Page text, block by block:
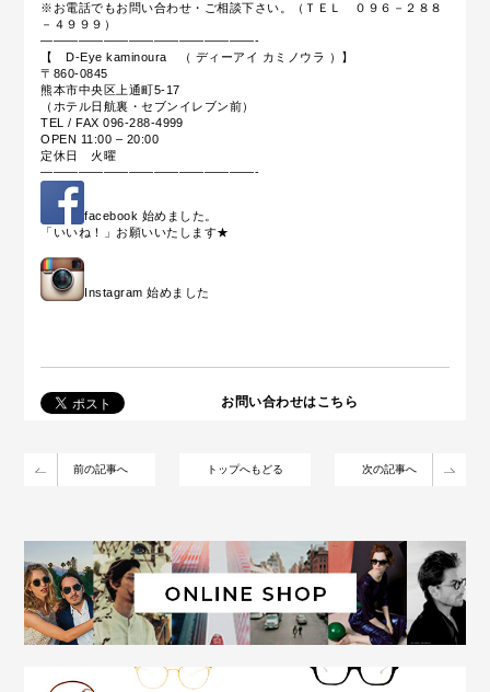
※お電話でもお問い合わせ・ご相談下さい。（ＴＥＬ ０９６－２８８
－４９９９）
—————————————————-
【 D-Eye kaminoura （ ディーアイ カミノウラ ）】
〒860-0845
熊本市中央区上通町5-17
（ホテル日航裏・セブンイレブン前）
TEL / FAX 096-288-4999
OPEN 11:00 – 20:00
定休日 火曜
—————————————————-
facebook 始めました。
「いいね！」お願いいたします★
Instagram 始めました
お問い合わせはこちら
前の記事へ トップへもどる 次の記事へ